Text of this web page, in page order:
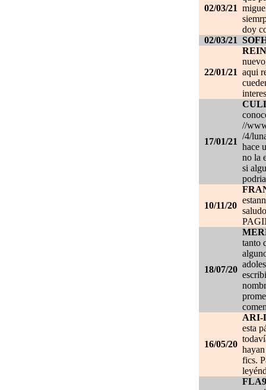
02/03/21
doy
02/03/21
22/01/21 aqui
17/01/21
//
/4/
hace
no la
si
10/11/20
18/07/20
tanto
16/05/20
ARI-
esta
fics.